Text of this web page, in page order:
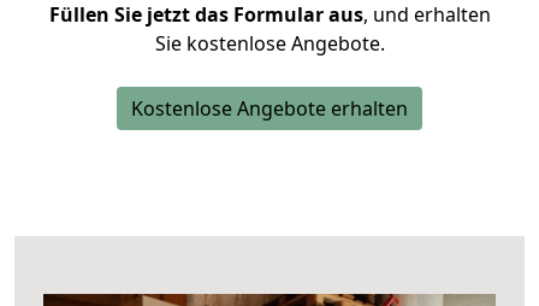
Füllen Sie jetzt das Formular aus, und erhalten
Sie kostenlose Angebote.
Kostenlose Angebote erhalten